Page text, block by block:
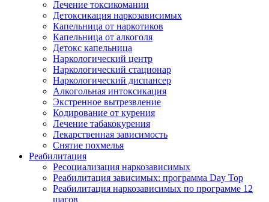
Лечение токсикомании
Детоксикация наркозависимых
Капельница от наркотиков
Капельница от алкоголя
Детокс капельница
Наркологический центр
Наркологический стационар
Наркологический диспансер
Алкогольная интоксикация
Экстренное вытрезвление
Кодирование от курения
Лечение табакокурения
Лекарственная зависимость
Снятие похмелья
Реабилитация
Ресоциализация наркозависимых
Реабилитация зависимых: программа Day Top
Реабилитация наркозависимых по программе 12
шагов